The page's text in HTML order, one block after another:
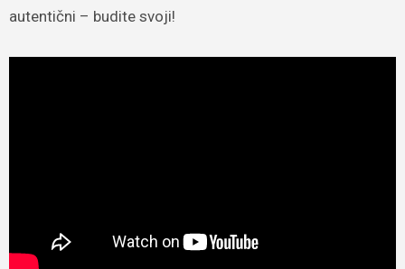
autentični – budite svoji!